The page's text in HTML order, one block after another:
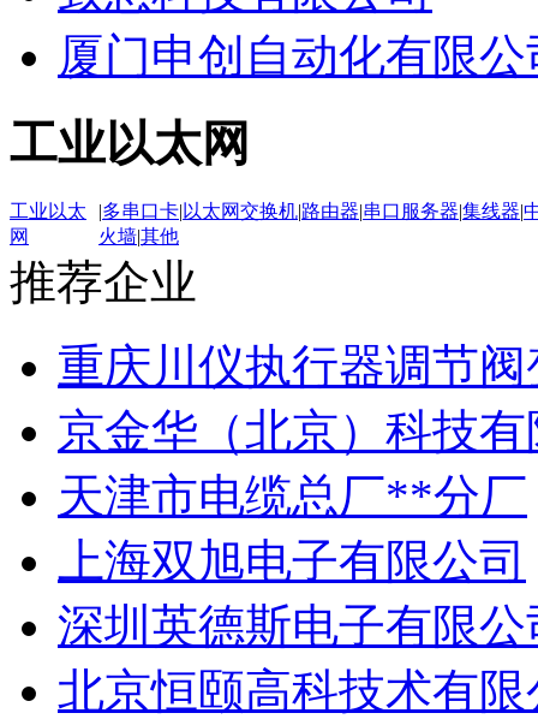
厦门申创自动化有限公
工业以太网
工业以太
网
|多串口卡| 以太网交换机|路由器|串口服务器|集线器|
火墙|其他
推荐企业
重庆川仪执行器调节
京金华（北京）科技
天津市电缆总厂**分厂
上海双旭电子有限公司
深圳英德斯电子有限公
北京恒颐高科技术有限